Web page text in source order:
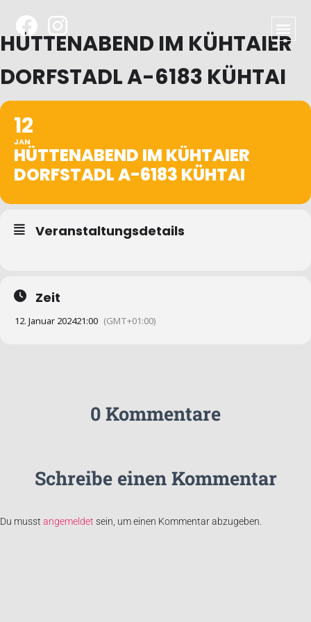
HÜTTENABEND IM KÜHTAIER
DORFSTADL A-6183 KÜHTAI
12
JAN
HÜTTENABEND IM KÜHTAIER
DORFSTADL A-6183 KÜHTAI
Veranstaltungsdetails
Zeit
12. Januar 202421:00 (GMT+01:00)
0 Kommentare
Schreibe einen Kommentar
Du musst angemeldet sein, um einen Kommentar abzugeben.